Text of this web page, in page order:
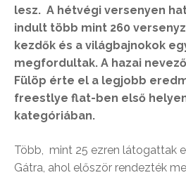
lesz. A hétvégi versenyen
indult több mint 260
kezdők és a világbajnokok
megfordultak. A hazai
Fülöp érte el a legjobb
freestlye flat-ben első
kategóriában.
Több, mint 25 ezren látogattak
Gátra, ahol először rendezték